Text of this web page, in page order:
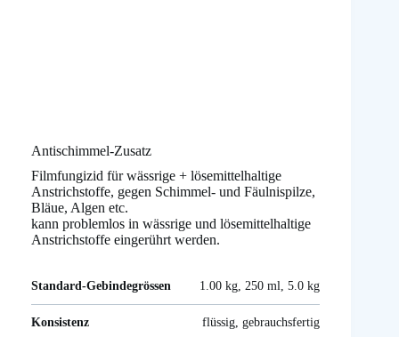
Antischimmel-Zusatz
Filmfungizid für wässrige + lösemittelhaltige
Anstrichstoffe, gegen Schimmel- und Fäulnispilze,
Bläue, Algen etc.
kann problemlos in wässrige und lösemittelhaltige
Anstrichstoffe eingerührt werden.
Standard-Gebindegrössen 1.00 kg, 250 ml, 5.0 kg
Konsistenz flüssig, gebrauchsfertig